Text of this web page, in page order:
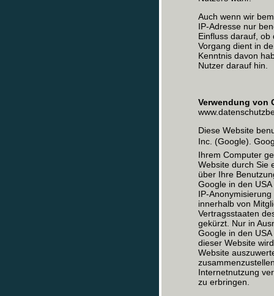
Auch wenn wir
IP-Adresse nur
Einfluss darauf, ob
Vorgang dient in
Kenntnis davon
Nutzer darauf hin.
Verwendung
Diese Website
Inc. (Google).
Ihrem Computer
Website durch Sie
über Ihre
Google in den
IP-
innerhalb von
Vertragsstaaten
gekürzt. Nur in
Google in den
dieser Website
Website
Internetnutzung
zu erbringen.